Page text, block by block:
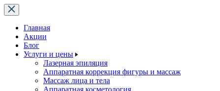
Главная
Акции
Блог
Услуги и цены
Лазерная эпиляция
Аппаратная коррекция фигуры и массаж
Массаж лица и тела
Аппаратная косметология